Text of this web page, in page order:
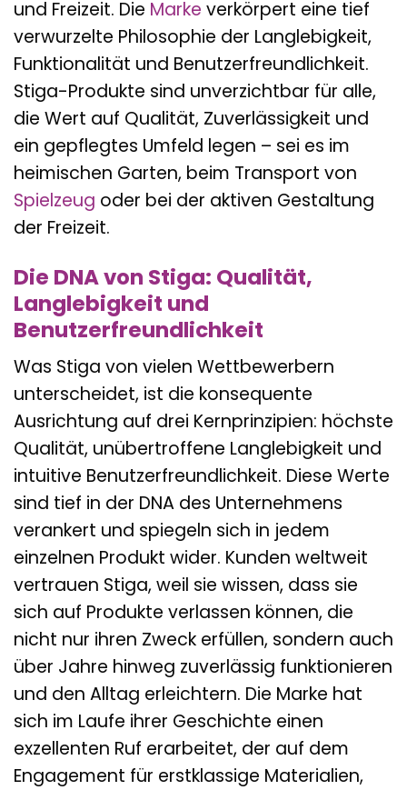
und Freizeit. Die Marke verkörpert eine tief
verwurzelte Philosophie der Langlebigkeit,
Funktionalität und Benutzerfreundlichkeit.
Stiga-Produkte sind unverzichtbar für alle,
die Wert auf Qualität, Zuverlässigkeit und
ein gepflegtes Umfeld legen – sei es im
heimischen Garten, beim Transport von
Spielzeug oder bei der aktiven Gestaltung
der Freizeit.
Die DNA von Stiga: Qualität,
Langlebigkeit und
Benutzerfreundlichkeit
Was Stiga von vielen Wettbewerbern
unterscheidet, ist die konsequente
Ausrichtung auf drei Kernprinzipien: höchste
Qualität, unübertroffene Langlebigkeit und
intuitive Benutzerfreundlichkeit. Diese Werte
sind tief in der DNA des Unternehmens
verankert und spiegeln sich in jedem
einzelnen Produkt wider. Kunden weltweit
vertrauen Stiga, weil sie wissen, dass sie
sich auf Produkte verlassen können, die
nicht nur ihren Zweck erfüllen, sondern auch
über Jahre hinweg zuverlässig funktionieren
und den Alltag erleichtern. Die Marke hat
sich im Laufe ihrer Geschichte einen
exzellenten Ruf erarbeitet, der auf dem
Engagement für erstklassige Materialien,